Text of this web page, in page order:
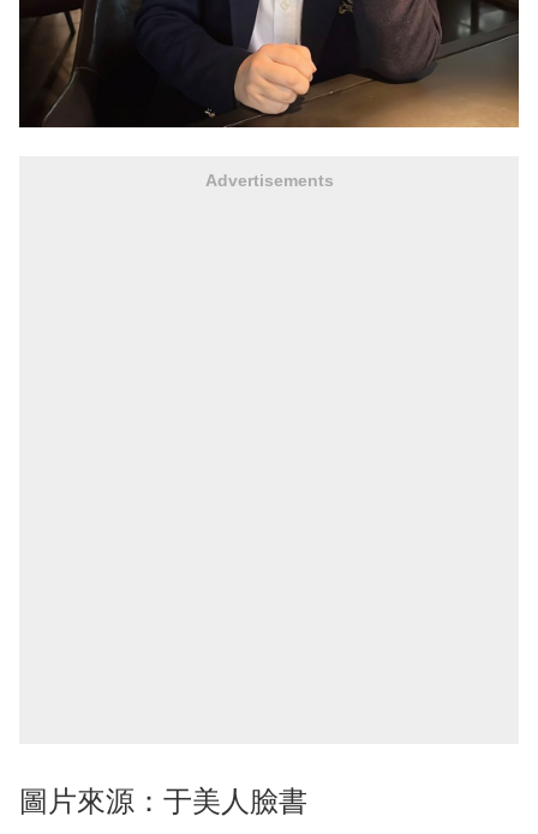
Advertisements
圖片來源：于美人臉書